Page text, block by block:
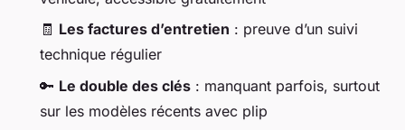
🧾 Les factures d’entretien : preuve d’un suivi
technique régulier
🔑 Le double des clés : manquant parfois, surtout
sur les modèles récents avec plip